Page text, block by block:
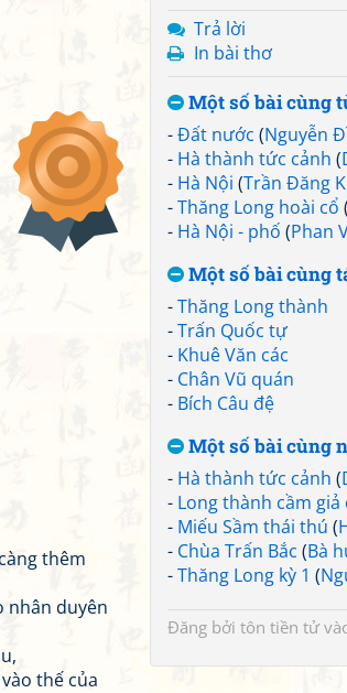
Trả lời
In bài thơ
Một số bài cùng
-Đất nước (Nguyễn
- Hà thành tức cảnh (
- Hà Nội (Trần Đăng
-Thăng Long hoài cổ (
- Hà Nội - phố (Phan
Một số bài cùng
-Thăng Long thành
-Trấn Quốc tự
- Khuê Văn các
- Chân Vũ quán
- Bích Câu đệ
Một số bài cùng
- Hà thành tức cảnh (
- Long thành cầm giả
- Miếu Sầm thái thú (
- Chùa Trấn Bắc (Bà
-Thăng Long kỳ 1 (
Đăng bởi tôn tiền tử
thêm
nhân duyên
thế của